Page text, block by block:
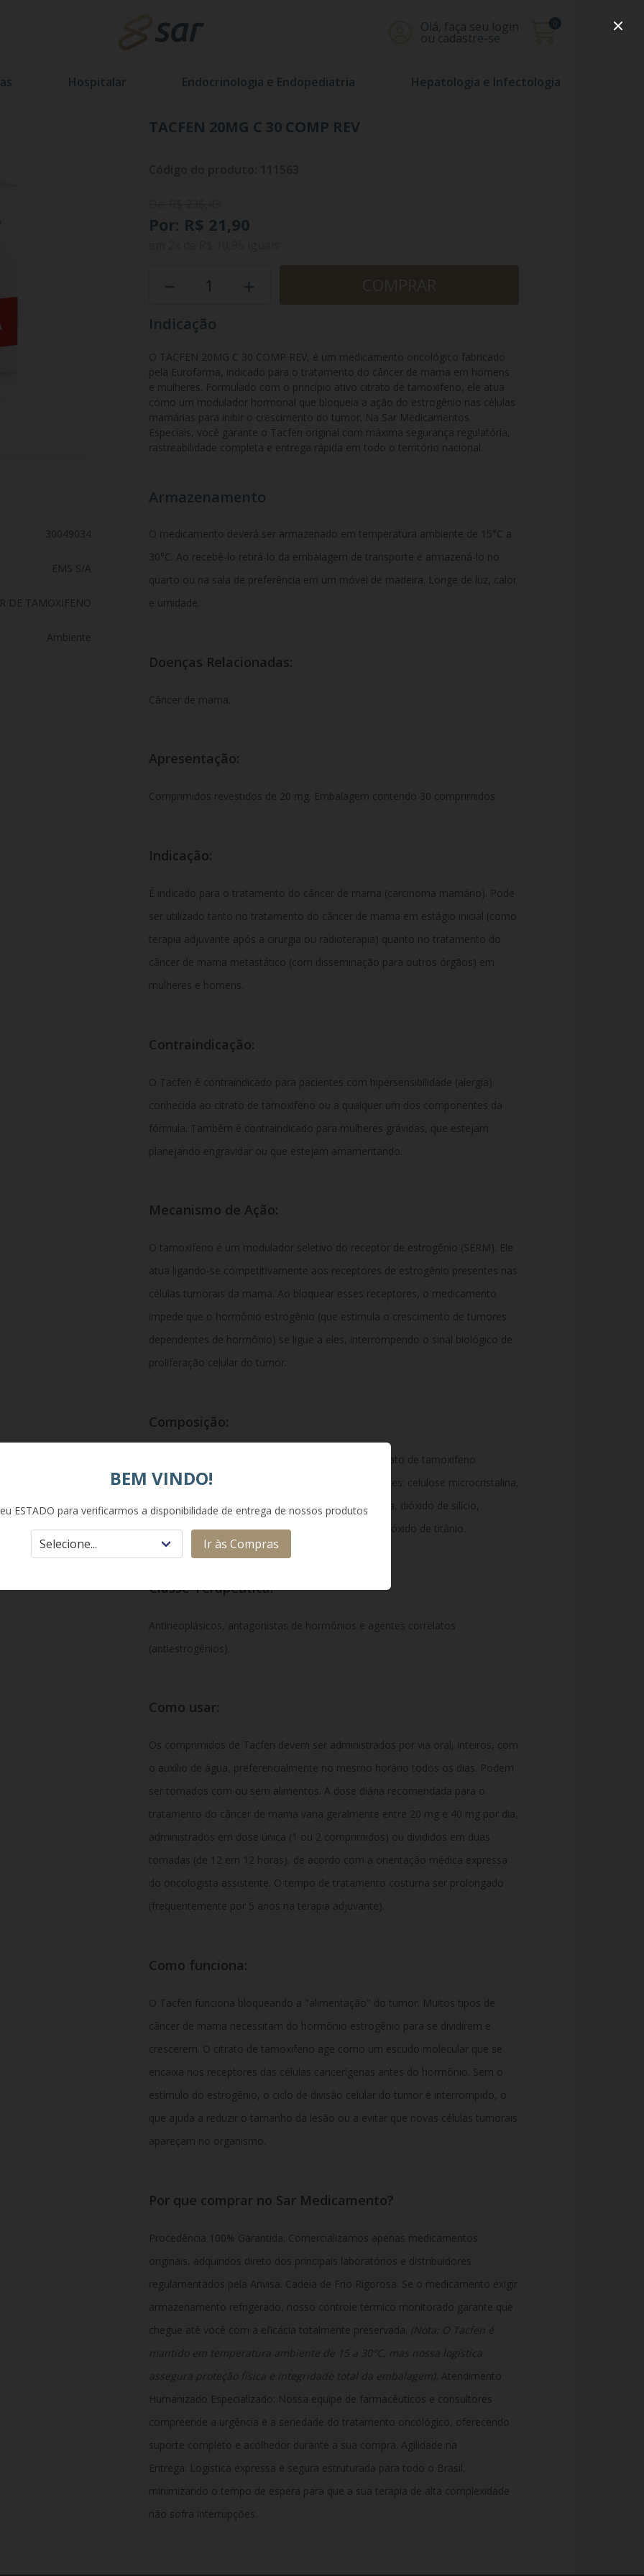
Olá, faça seu login
ou cadastre-se
0
Hospitalar Endocrinologia e Endopediatria Hepatologia e Infectologia
TACFEN 20MG C 30 COMP REV
Por: R$ 21,90
Indicação
O TACFEN 20MG C 30 COMP REV, é um medicamento oncológico fabricado
pela Eurofarma, indicado para o tratamento do câncer de mama em homens
e mulheres. Formulado com o princípio ativo citrato de tamoxifeno, ele atua
como um modulador hormonal que bloqueia a ação do estrogênio nas células
mamárias para inibir o crescimento do tumor. Na Sar Medicamentos
Especiais, você garante o Tacfen original com máxima segurança regulatória,
rastreabilidade completa e entrega rápida em todo o território nacional.
30049034
EMS S/A
DE TAMOXIFENO
Ambiente
Armazenamento
O medicamento deverá ser armazenado em temperatura ambiente de 15°C a
30°C. Ao recebê-lo retirá-lo da embalagem de transporte e armazená-lo no
quarto ou na sala de preferência em um móvel de madeira. Longe de luz, calor
e umidade.
Doenças Relacionadas:
Câncer de mama.
Apresentação:
Comprimidos revestidos de 20 mg. Embalagem contendo 30 comprimidos.
Indicação:
É indicado para o tratamento do câncer de mama (carcinoma mamário). Pode
ser utilizado tanto no tratamento do câncer de mama em estágio inicial (como
terapia adjuvante após a cirurgia ou radioterapia) quanto no tratamento do
câncer de mama metastático (com disseminação para outros órgãos) em
mulheres e homens.
Contraindicação:
O Tacfen é contraindicado para pacientes com hipersensibilidade (alergia)
conhecida ao citrato de tamoxifeno ou a qualquer um dos componentes da
fórmula. Também é contraindicado para mulheres grávidas, que estejam
planejando engravidar ou que estejam amamentando.
Mecanismo de Ação:
O tamoxifeno é um modulador seletivo do receptor de estrogênio (SERM). Ele
atua ligando-se competitivamente aos receptores de estrogênio presentes nas
células tumorais da mama. Ao bloquear esses receptores, o medicamento
impede que o hormônio estrogênio (que estimula o crescimento de tumores
dependentes de hormônio) se ligue a eles, interrompendo o sinal biológico de
proliferação celular do tumor.
Composição:
Cada comprimido revestido contém 30,4 mg de citrato de tamoxifeno
(equivalente a 20 mg de tamoxifeno base). Excipientes: celulose microcristalina,
lactose monoidratada, amido, croscarmelose sódica, dióxido de silício,
estearato de magnésio, hipromelose, macrogol e dióxido de titânio.
Classe Terapêutica:
Antineoplásicos, antagonistas de hormônios e agentes correlatos
(antiestrogênios).
Como usar:
Os comprimidos de Tacfen devem ser administrados por via oral, inteiros, com
o auxílio de água, preferencialmente no mesmo horário todos os dias. Podem
ser tomados com ou sem alimentos. A dose diária recomendada para o
tratamento do câncer de mama varia geralmente entre 20 mg e 40 mg por dia,
administrados em dose única (1 ou 2 comprimidos) ou divididos em duas
tomadas (de 12 em 12 horas), de acordo com a orientação médica expressa
do oncologista assistente. O tempo de tratamento costuma ser prolongado
(frequentemente por 5 anos na terapia adjuvante).
Como funciona:
O Tacfen funciona bloqueando a "alimentação" do tumor. Muitos tipos de
câncer de mama necessitam do hormônio estrogênio para se dividirem e
crescerem. O citrato de tamoxifeno age como um escudo molecular que se
encaixa nos receptores das células cancerígenas antes do hormônio. Sem o
estímulo do estrogênio, o ciclo de divisão celular do tumor é interrompido, o
que ajuda a reduzir o tamanho da lesão ou a evitar que novas células tumorais
apareçam no organismo.
Por que comprar no Sar Medicamento?
Procedência 100% Garantida: Comercializamos apenas medicamentos
originais, adquiridos direto dos principais laboratórios e distribuidores
regulamentados pela Anvisa. Cadeia de Frio Rigorosa: Se o medicamento exigir
armazenamento refrigerado, nosso controle térmico monitorado garante que
chegue até você com a eficácia totalmente preservada.
(Nota: O Tacfen é
mantido em temperatura ambiente de 15 a 30°C, mas nossa logística
assegura proteção física e integridade total da embalagem). Atendimento
Humanizado Especializado: Nossa equipe de farmacêuticos e consultores
compreende a urgência e a seriedade do tratamento oncológico, oferecendo
suporte completo e acolhedor durante a sua compra. Agilidade na
Entrega: Logística expressa e segura estruturada para todo o Brasil,
minimizando o tempo de espera para que a sua terapia de alta complexidade
não sofra interrupções.
BEM VINDO!
ESTADO para verificarmos a disponibilidade de entrega de nossos produtos
Ir às Compras